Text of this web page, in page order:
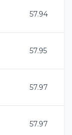
57.94
57.95
57.97
57.97